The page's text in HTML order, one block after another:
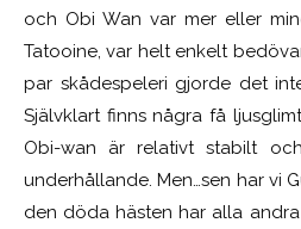
och Obi Wan var mer eller
Tatooine, var helt enkelt
par skådespeleri gjorde det
Självklart finns några få
Obi-wan är relativt stabilt
underhållande. Men…sen har vi
den döda hästen har alla